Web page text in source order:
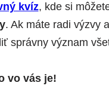
kvíz, kde si
. Ak máte radi výzvy
správny význam
vo vás je!